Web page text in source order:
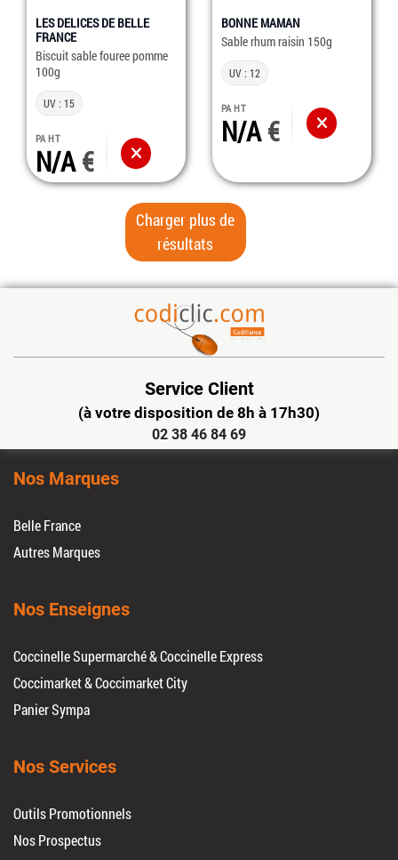
LES DELICES DE BELLE
FRANCE
Biscuit sable fouree pomme
100g
UV : 15
PA HT
N/A
BONNE MAMAN
Sable rhum raisin 150g
UV : 12
PA HT
N/A
Charger plus de
résultats
Service Client
(à votre disposition de 8h à 17h30)
02 38 46 84 69
Nos Marques
Belle France
Autres Marques
Nos Enseignes
Coccinelle Supermarché & Coccinelle Express
Coccimarket & Coccimarket City
Panier Sympa
Nos Services
Outils Promotionnels
Nos Prospectus